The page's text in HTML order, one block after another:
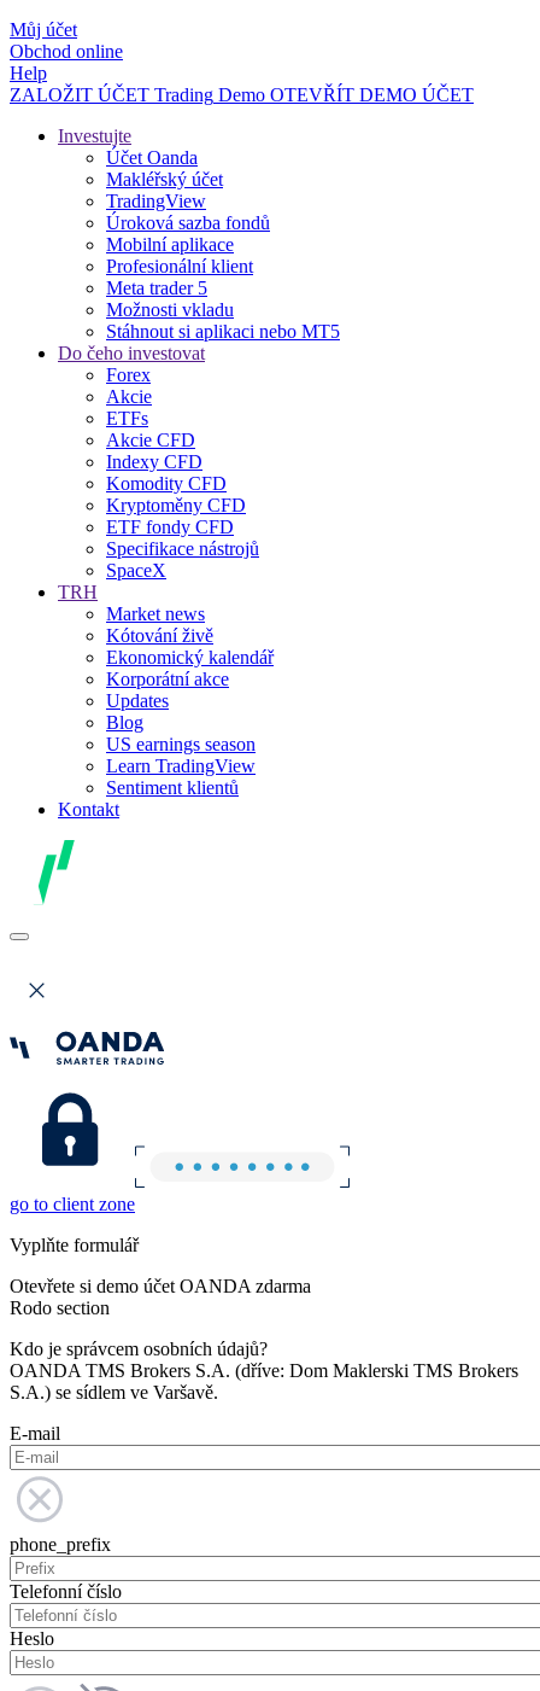
Můj účet
Obchod online
Help
ZALOŽIT ÚČET Trading Demo OTEVŘÍT DEMO ÚČET
Investujte
Účet Oanda
Makléřský účet
TradingView
Úroková sazba fondů
Mobilní aplikace
Profesionální klient
Meta trader 5
Možnosti vkladu
Stáhnout si aplikaci nebo MT5
Do čeho investovat
Forex
Akcie
ETFs
Akcie CFD
Indexy CFD
Komodity CFD
Kryptoměny CFD
ETF fondy CFD
Specifikace nástrojů
SpaceX
TRH
Market news
Kótování živě
Ekonomický kalendář
Korporátní akce
Updates
Blog
US earnings season
Learn TradingView
Sentiment klientů
Kontakt
go to client zone
Vyplňte formulář
Otevřete si demo účet OANDA zdarma
Rodo section
Kdo je správcem osobních údajů?
OANDA TMS Brokers S.A. (dříve: Dom Maklerski TMS Brokers
S.A.) se sídlem ve Varšavě.
E-mail
phone_prefix
Telefonní číslo
Heslo